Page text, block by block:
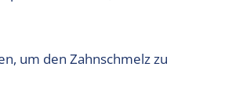
um den Zahnschmelz zu